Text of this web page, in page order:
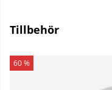
Tillbehör
60 %